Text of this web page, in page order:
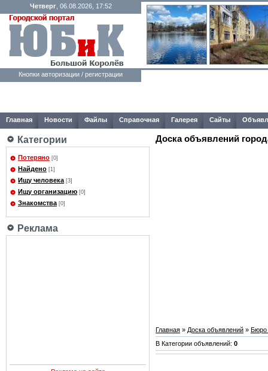
Четверг, 06.08.2026, 17:52
Кнопки авторизации / регистрации
Главная Новости Файлы Справочная Галерея Сайты
Категории
Потеряно [0]
Найдено [1]
Ищу человека [3]
Ищу организацию [0]
Знакомства [0]
Реклама
Доска объявлений
Главная » Доска объявлений » Бюро
В Категории объявлений: 0